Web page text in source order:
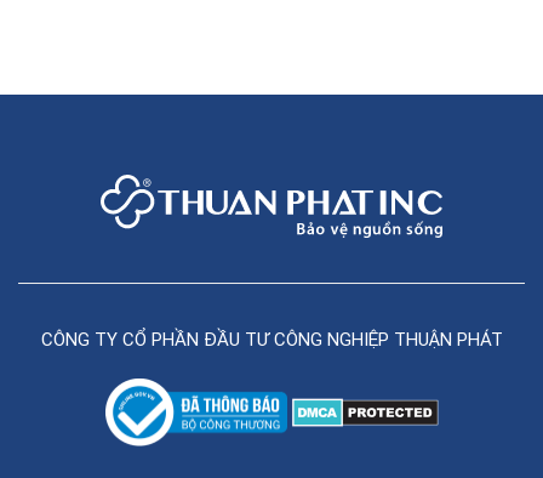
CÔNG TY CỔ PHẦN ĐẦU TƯ CÔNG NGHIỆP THUẬN PHÁT